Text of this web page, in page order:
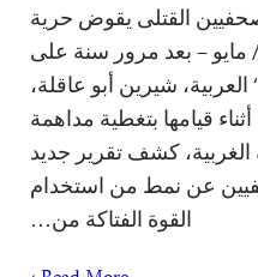
القتلى يقوض حرية
تل أبيب، 9 أيار/ مايو – بعد مرور سنة على
شيرين أبو عاقلة،
قيامها بتغطية مداهمة
كشف تقرير جديد
عن نمط من استخدام
القوة الفتاكة من…